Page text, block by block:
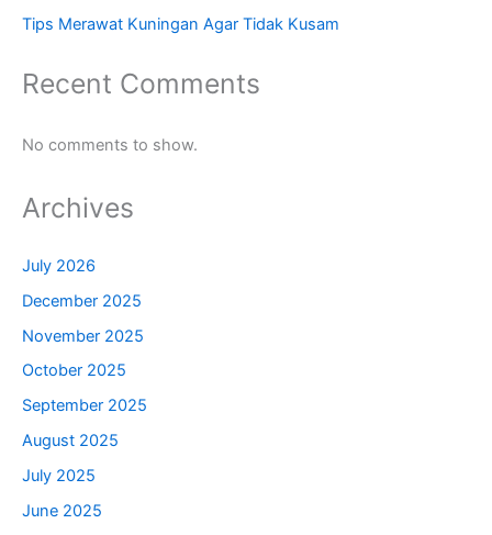
Tips Merawat Kuningan Agar Tidak Kusam
Recent Comments
No comments to show.
Archives
July 2026
December 2025
November 2025
October 2025
September 2025
August 2025
July 2025
June 2025